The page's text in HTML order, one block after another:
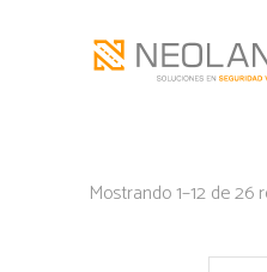
Mostrando 1–12 de 26